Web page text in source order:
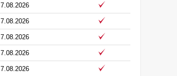
7.08.2026
7.08.2026
7.08.2026
7.08.2026
7.08.2026